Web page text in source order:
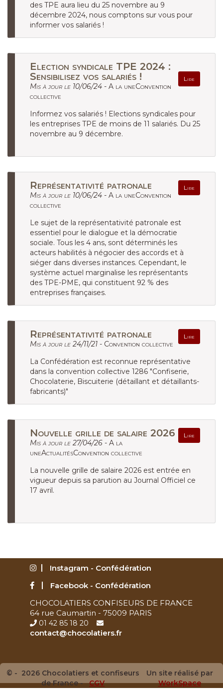
des TPE aura lieu du 25 novembre au 9
décembre 2024, nous comptons sur vous pour
informer vos salariés !
Election syndicale TPE 2024 :
Sensibilisez vos salariés !
Lire
Mis à jour le 10/06/24 - A la uneConvention
collective
Informez vos salariés ! Elections syndicales pour
les entreprises TPE de moins de 11 salariés. Du 25
novembre au 9 décembre.
Représentativité patronale Lire
Mis à jour le 10/06/24 - A la uneConvention
collective
Le sujet de la représentativité patronale est
essentiel pour le dialogue et la démocratie
sociale. Tous les 4 ans, sont déterminés les
acteurs habilités à négocier des accords et à
siéger dans diverses instances. Cependant, le
système actuel marginalise les représentants
des TPE-PME, qui constituent 92 % des
entreprises françaises.
Représentativité patronale Lire
Mis à jour le 24/11/21 - Convention collective
La Confédération est reconnue représentative
dans la convention collective 1286 "Confiserie,
Chocolaterie, Biscuiterie (détaillant et détaillants-
fabricants)"
Nouvelle grille de salaire 2026 Lire
Mis à jour le 27/04/26 - A la
uneActualitésConvention collective
La nouvelle grille de salaire 2026 est entrée en
vigueur depuis sa parution au Journal Officiel ce
17 avril.
Instagram - Confédération
Facebook - Confédération
CHOCOLATIERS CONFISEURS DE FRANCE
64 rue Caumartin - 75009 PARIS
01 42 85 18 20
contact@chocolatiers.fr
© - 2026 Chocolatiers et confiseurs
de France -CGV
Un site réalisé par
WorkSpace